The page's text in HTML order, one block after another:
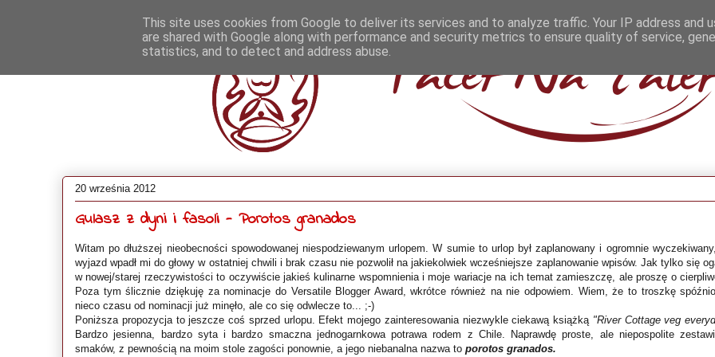
20 września 2012
Gulasz z dyni i fasoli - Porotos granados
Witam po dłuższej nieobecności spowodowanej niespodziewanym urlopem. W sumie to urlop był zaplanowany i ogromnie
wyjazd wpadł mi do głowy w ostatniej chwili i brak czasu nie pozwolił na jakiekolwiek wcześniejsze zaplanowanie wpisów. Jak tylko się
w nowej/starej rzeczywistości to oczywiście jakieś kulinarne wspomnienia i moje wariacje na ich temat zamieszczę, ale proszę o
Poza tym ślicznie dziękuję za nominacje do Versatile Blogger Award, wkrótce również na nie odpowiem. Wiem, że to troszkę
nieco czasu od nominacji już minęło, ale co się odwlecze to... ;-)
Poniższa propozycja to jeszcze coś sprzed urlopu. Efekt mojego zainteresowania niezwykle ciekawą książką "River Cottage veg
Bardzo jesienna, bardzo syta i bardzo smaczna jednogarnkowa potrawa rodem z Chile. Naprawdę proste, ale niepospolite
smaków, z pewnością na moim stole zagości ponownie, a jego niebanalna nazwa to porotos granados.
This site uses cookies from Google to deliver its services and to analyze traffic. Your IP address and
are shared with Google along with performance and security metrics to ensure quality of service,
statistics, and to detect and address abuse.